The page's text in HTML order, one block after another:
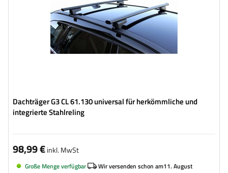
Dachträger G3 CL 61.130 universal für herkömmliche und
integrierte Stahlreling
98,99 €inkl. MwSt
Große Menge verfügbar Wir versenden schon am11. August